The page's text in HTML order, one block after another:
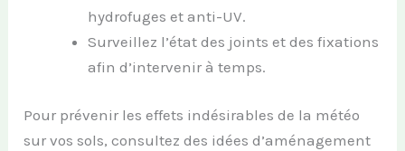
hydrofuges et anti-UV.
Surveillez l’état des joints et des fixations
afin d’intervenir à temps.
Pour prévenir les effets indésirables de la météo
sur vos sols, consultez des idées d’aménagement